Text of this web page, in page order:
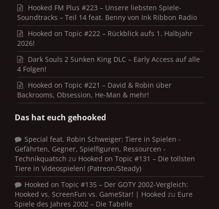
Hooked FM Plus #223 – Unsere liebsten Spiele-
Soundtracks – Teil 14 feat. Benny von Ink Ribbon Radio
Hooked on Topic #222 – Rückblick aufs 1. Halbjahr
2026!
Dark Souls 2 Sunken King DLC – Early Access auf alle
4 Folgen!
Hooked on Topic #221 – David & Robin über
Backrooms, Obsession, He-Man & mehr!
Das hat euch gehooked
Special feat. Robin Schweiger: Tiere in Spielen -
Gefährten, Gegner, Spielfiguren, Ressourcen -
Technikquatsch zu Hooked on Topic #131 – Die tollsten
Tiere in Videospielen! (Patreon/Steady)
Hooked on Topic #135 – Der GOTY 2002-Vergleich:
Hooked vs. ScreenFun vs. GameStar! | Hooked zu Eure
Spiele des Jahres 2002 – Die Tabelle